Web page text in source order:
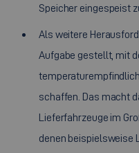
Speicher eingespeist
Als weitere
Aufgabe gestellt, mit
schaffen. Das macht
Lieferfahrzeuge im
denen beispielsweise